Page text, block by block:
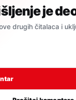
je
drugih čitalaca i